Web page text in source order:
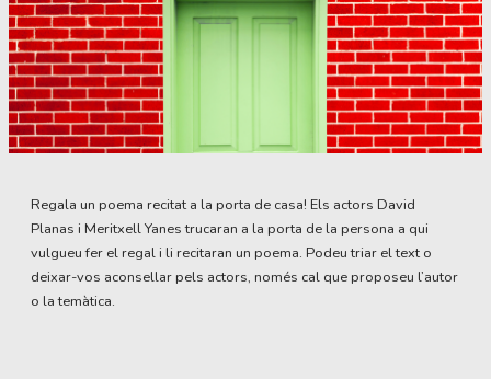
Regala un poema recitat a la porta de casa! Els actors David
Planas i Meritxell Yanes trucaran a la porta de la persona a qui
vulgueu fer el regal i li recitaran un poema. Podeu triar el text o
deixar-vos aconsellar pels actors, només cal que proposeu l’autor
o la temàtica.